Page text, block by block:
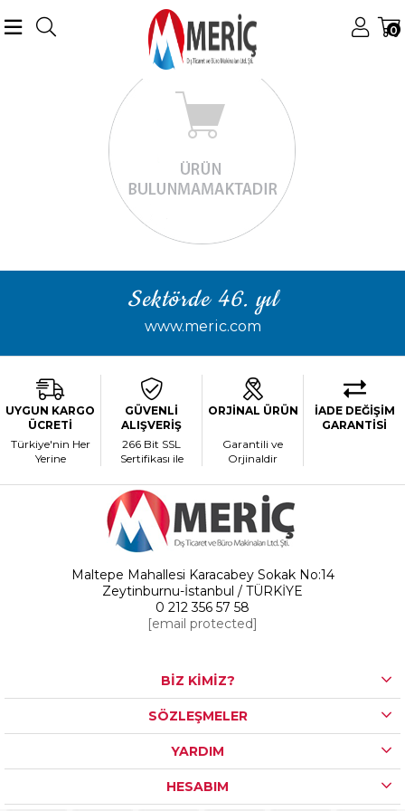
0
Sektörde 46. yıl
www.meric.com
UYGUN KARGO
ÜCRETİ
Türkiye'nin Her
Yerine
GÜVENLİ
ALIŞVERİŞ
266 Bit SSL
Sertifikası ile
ORJİNAL ÜRÜN
Garantili ve
Orjinaldir
İADE DEĞİŞİM
GARANTİSİ
Maltepe Mahallesi Karacabey Sokak No:14
Zeytinburnu-İstanbul / TÜRKİYE
0 212 356 57 58
[email protected]
BİZ KİMİZ?
SÖZLEŞMELER
YARDIM
HESABIM